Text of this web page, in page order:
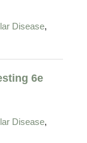
Disease,
6e
Disease,